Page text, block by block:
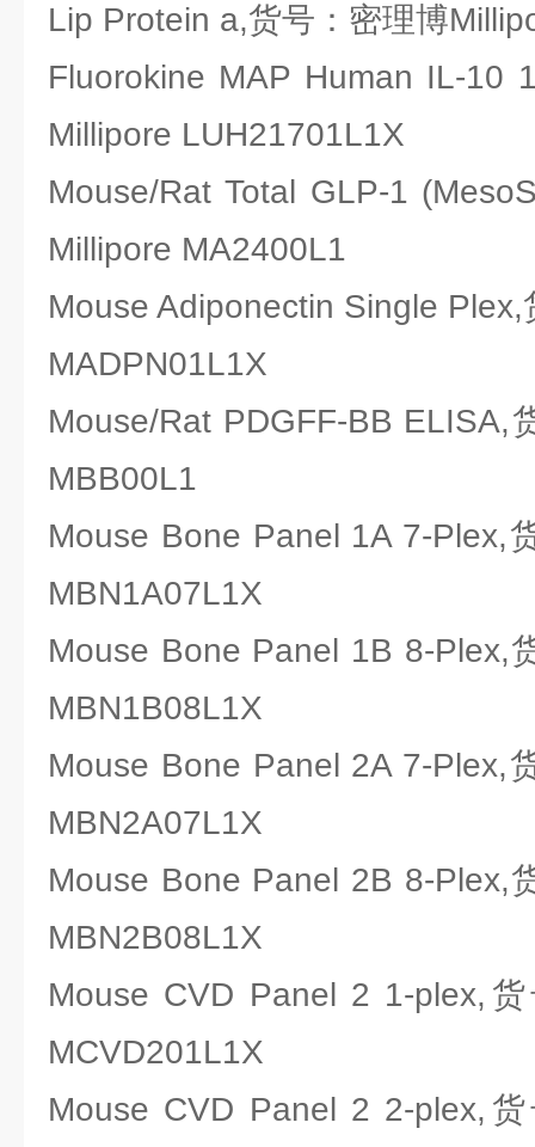
Lip Protein a,货号：密理博
Fluorokine MAP Human IL-10
Millipore LUH21701L1X
Mouse/Rat Total GLP-1
Millipore MA2400L1
Mouse Adiponectin Single
MADPN01L1X
Mouse/Rat PDGFF-BB ELISA,
MBB00L1
Mouse Bone Panel 1A 7-Plex,
MBN1A07L1X
Mouse Bone Panel 1B 8-Plex,
MBN1B08L1X
Mouse Bone Panel 2A 7-Plex,
MBN2A07L1X
Mouse Bone Panel 2B 8-Plex,
MBN2B08L1X
Mouse CVD Panel 2 1-plex,
MCVD201L1X
Mouse CVD Panel 2 2-plex,